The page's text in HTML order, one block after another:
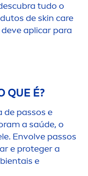
tudo o
deskin care
aplicar para
QUE É?
de passos e
a saúde, o
Envolve passos
e proteger a
e